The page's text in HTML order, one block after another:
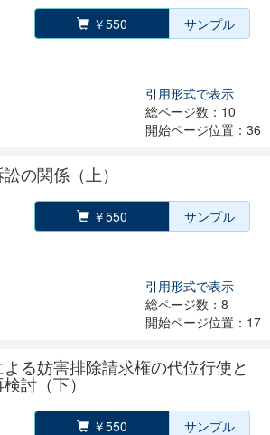
￥550 サンプル
引用形式で表示
総ページ数：10
開始ページ位置：36
の関係（上）
￥550 サンプル
引用形式で表示
総ページ数：8
開始ページ位置：17
る妨害排除請求権の代位行使と
討（下）
￥550 サンプル